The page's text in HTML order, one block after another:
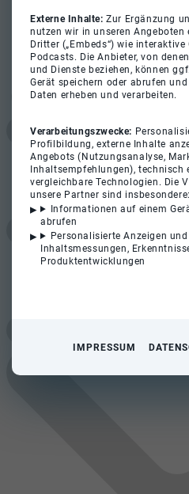
Externe Inhalte:Zur Ergänzung
nutzen wir in unseren Angeboten
Dritter („Embeds“) wie
Podcasts. Die Anbieter, von
und Dienste beziehen, können
Gerät speichern oder abrufen
Daten erheben und verarbeiten.
Verarbeitungszwecke:
Profilbildung, externe Inhalte
Angebots (Nutzungsanalyse,
Inhaltsempfehlungen), technisch
vergleichbare Technologien. Die
unsere Partner sind insbesondere:
Informationen auf einem
abrufen
Personalisierte Anzeigen
Inhaltsmessungen,
Produktentwicklungen
IMPRESSUM